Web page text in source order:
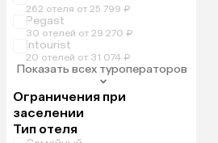
262 отеля от 25 799 ₽
Pegast
30 отелей от 29 270 ₽
Intourist
20 отелей от 31 074 ₽
Показать всех туроператоров
Ограничения при
заселении
Тип отеля